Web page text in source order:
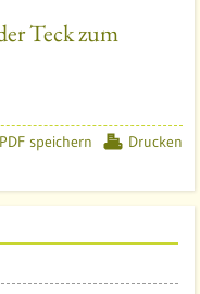
h
p
l
Teck zum
Drucken
speichern